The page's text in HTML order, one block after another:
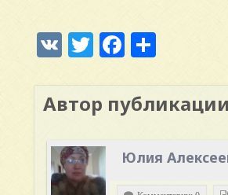
VK TwitterFacebook
Автор публикации
Юлия